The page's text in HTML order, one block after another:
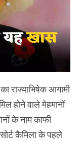
राज्याभिषेक आगामी
होने वाले मेहमानों
के नाम काफी
कैमिला के पहले